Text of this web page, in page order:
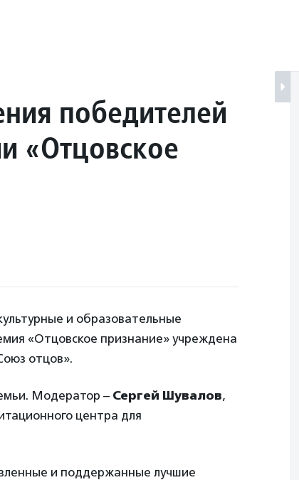
победителей
«Отцовское
и образовательные
«Отцовское признание» учреждена
отцов».
Модератор – Сергей Шувалов,
центра для
и поддержанные лучшие